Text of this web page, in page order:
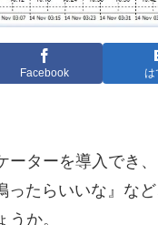
Facebook は
ーターを導入でき
ったらいいな』な
か。